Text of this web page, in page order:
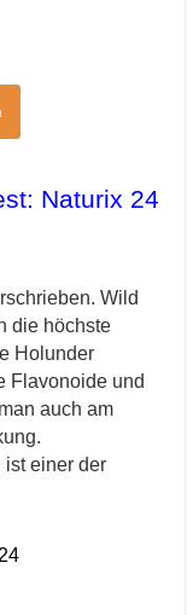
Naturix 24
Wild
die höchste
Holunder
Flavonoide und
auch am
ist einer der